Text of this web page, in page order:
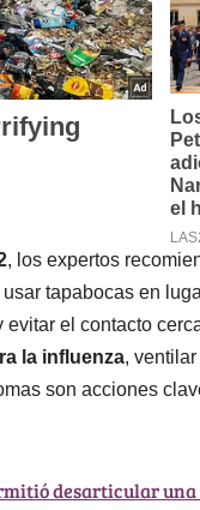
, los expertos
tapabocas en
el contacto
la influenza,
son acciones
desarticular